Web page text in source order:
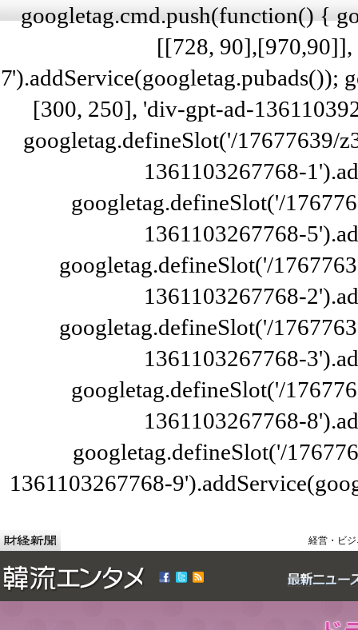
googletag.cmd.push(function() {
[[728,
7').addService(googletag.pubads());
[300, 250], 'div-gpt-ad-
googletag.defineSlot('/
1361103267768-
googletag.defineSlot('/
1361103267768-
googletag.defineSlot('/
1361103267768-
googletag.defineSlot('/
1361103267768-
googletag.defineSlot('/
1361103267768-
googletag.defineSlot('/
1361103267768-
経営・ビ